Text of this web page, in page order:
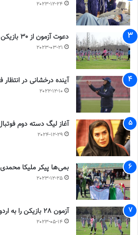
2023-12-24
دعوت آزمون از 30 بازیکن به اردوی تیم ملی
2023-03-21
آینده درخشانی در انتظار
2022-12-10
آغاز لیگ دسته دوم
2024-12-29
بمی‌ها پیکر ملیکا محمدی
2023-12-25
آزمون 28 بازیکن را به اردو فرا خواند
2023-05-14